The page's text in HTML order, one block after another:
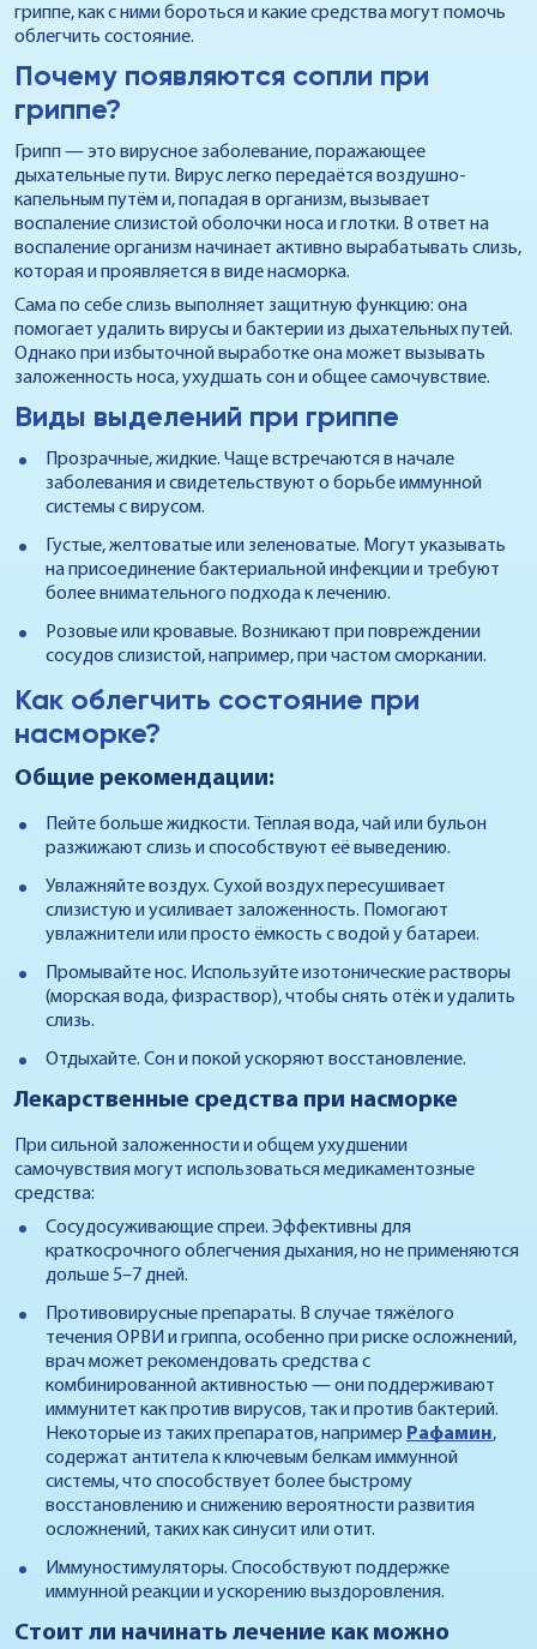
гриппе, как с ними бороться и какие средства могут помочь
облегчить состояние.
Почему появляются сопли при
гриппе?
Грипп — это вирусное заболевание, поражающее
дыхательные пути. Вирус легко передаётся воздушно-
капельным путём и, попадая в организм, вызывает
воспаление слизистой оболочки носа и глотки. В ответ на
воспаление организм начинает активно вырабатывать слизь,
которая и проявляется в виде насморка.
Сама по себе слизь выполняет защитную функцию: она
помогает удалить вирусы и бактерии из дыхательных путей.
Однако при избыточной выработке она может вызывать
заложенность носа, ухудшать сон и общее самочувствие.
Виды выделений при гриппе
Прозрачные, жидкие. Чаще встречаются в начале
заболевания и свидетельствуют о борьбе иммунной
системы с вирусом.
Густые, желтоватые или зеленоватые. Могут указывать
на присоединение бактериальной инфекции и требуют
более внимательного подхода к лечению.
Розовые или кровавые. Возникают при повреждении
сосудов слизистой, например, при частом сморкании.
Как облегчить состояние при
насморке?
Общие рекомендации:
Пейте больше жидкости. Тёплая вода, чай или бульон
разжижают слизь и способствуют её выведению.
Увлажняйте воздух. Сухой воздух пересушивает
слизистую и усиливает заложенность. Помогают
увлажнители или просто ёмкость с водой у батареи.
Промывайте нос. Используйте изотонические растворы
(морская вода, физраствор), чтобы снять отёк и удалить
слизь.
Отдыхайте. Сон и покой ускоряют восстановление.
Лекарственные средства при насморке
При сильной заложенности и общем ухудшении
самочувствия могут использоваться медикаментозные
средства:
Сосудосуживающие спреи. Эффективны для
краткосрочного облегчения дыхания, но не применяются
дольше 5–7 дней.
Противовирусные препараты. В случае тяжёлого
течения ОРВИ и гриппа, особенно при риске осложнений,
врач может рекомендовать средства с
комбинированной активностью — они поддерживают
иммунитет как против вирусов, так и против бактерий.
Некоторые из таких препаратов, например Рафамин,
содержат антитела к ключевым белкам иммунной
системы, что способствует более быстрому
восстановлению и снижению вероятности развития
осложнений, таких как синусит или отит.
Иммуностимуляторы. Способствуют поддержке
иммунной реакции и ускорению выздоровления.
Стоит ли начинать лечение как можно